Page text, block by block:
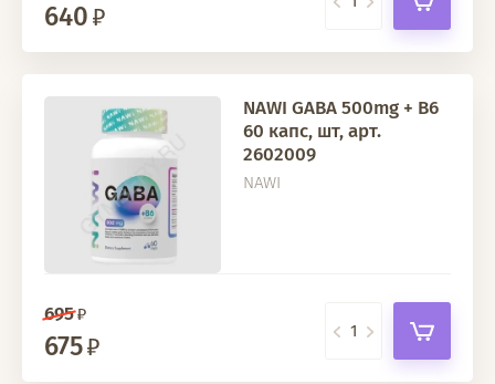
640
NAWI GABA 500mg + B6
60 капс, шт, арт.
2602009
NAWI
695
675